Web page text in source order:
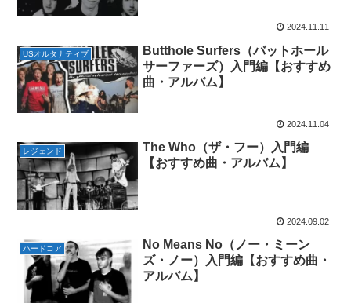
2024.11.11
USオルタナティブ
Butthole Surfers（バットホール
サーファーズ）入門編【おすすめ
曲・アルバム】
2024.11.04
レジェンド
The Who（ザ・フー）入門編
【おすすめ曲・アルバム】
2024.09.02
ハードコア
No Means No（ノー・ミーン
ズ・ノー）入門編【おすすめ曲・
アルバム】